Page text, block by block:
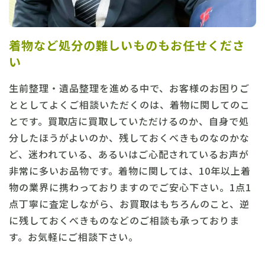
着物など処分の難しいものもお任せくださ
い
生前整理・遺品整理を進める中で、お客様のお困りご
ととしてよくご相談いただくのは、着物に関してのこ
とです。買取店に買取していただけるのか、自身で処
分したほうがよいのか、残しておくべきものなのかな
ど、迷われている、あるいはご心配されているお声が
非常に多いお品物です。着物に関しては、10年以上着
物の業界に携わっておりますのでご安心下さい。1点1
点丁寧に査定しながら、お買取はもちろんのこと、逆
に残しておくべきものなどのご相談も承っておりま
す。お気軽にご相談下さい。